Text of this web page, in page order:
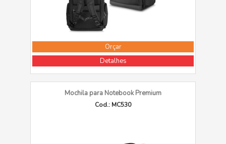
Orçar
Detalhes
Mochila para Notebook Premium
Cod.: MC530